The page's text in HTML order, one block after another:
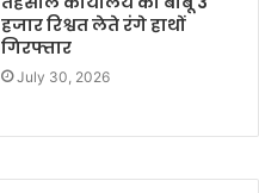
हजार रिश्वत लेते रंगे हाथों
गिरफ्तार
July 30, 2026